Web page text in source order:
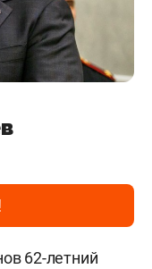
62-летний